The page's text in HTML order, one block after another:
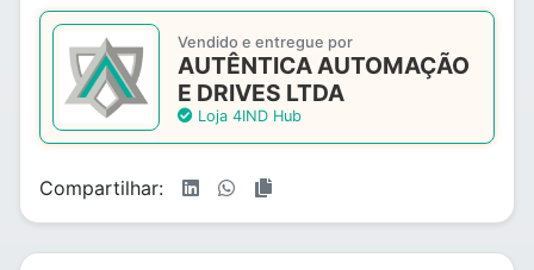
Vendido e entregue por
AUTÊNTICA AUTOMAÇÃO
E DRIVES LTDA
Loja 4IND Hub
Compartilhar: